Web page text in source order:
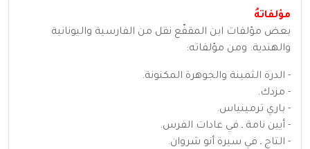
مؤلفاتهُ
بعض مؤلفات ابن المقفّع نقل من الفارسية واليونانية
والهندية. ومن مؤلفاته:
- الدرة الثمينة والجوهرة المكنونة.
- مزدك.
- باري ترمينياس.
- أيين نامة ـ في عادات الفرس.
- التاج ـ في سيرة أنو شروان.